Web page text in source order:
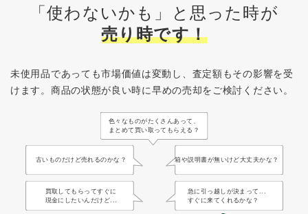
「使わないかも」と思った時が
売り時です！
未使用品であっても市場価値は変動し、査定額もその影響を受
けます。 商品の状態が良い時に早めの売却をご検討ください。
色々なものがたくさんあって、
まとめて買い取ってもらえる？
古いものだけど売れるのかな？ 箱や説明書が無いけど大丈夫かな？
買取してもらってすぐに
現金にしたいんだけど...
急に引っ越しが決まって...
すぐに来てくれるかな？